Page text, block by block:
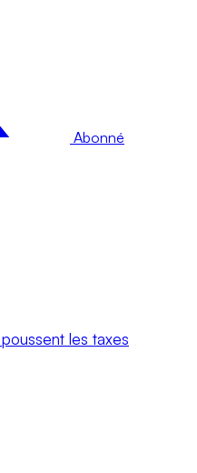
Abonné
les taxes